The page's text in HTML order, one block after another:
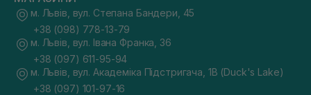
м. Львів, вул. Степана Бандери, 45
+38 (098) 778-13-79
м. Львів, вул. Івана Франка, 36
+38 (097) 611-95-94
м. Львів, вул. Академіка Підстригача, 1В (Duck's Lake)
+38 (097) 101-97-16